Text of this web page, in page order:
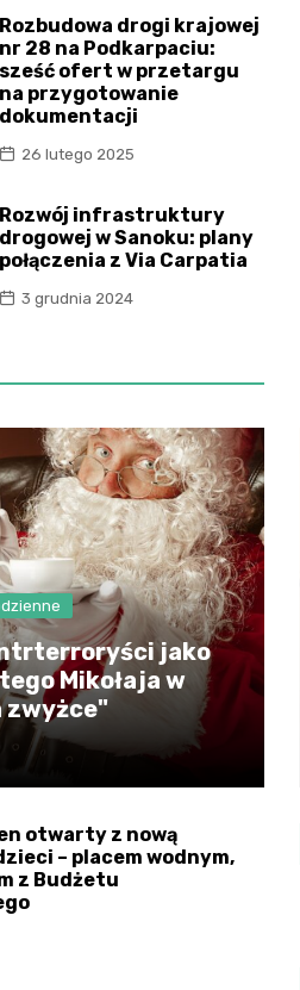
Rozbudowa drogi krajowej
nr 28 na Podkarpaciu:
sześć ofert w przetargu
na przygotowanie
dokumentacji
26 lutego 2025
Rozwój infrastruktury
drogowej w Sanoku: plany
połączenia z Via Carpatia
3 grudnia 2024
jako
Mikołaja w
zwyżce"
otwarty z nową
– placem wodnym,
z Budżetu